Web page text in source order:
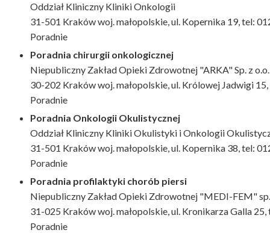
Oddział Kliniczny Kliniki Onkologii
31-501 Kraków woj. małopolskie, ul. Kopernika 19, tel:
Poradnie
Poradnia chirurgii onkologicznej
Niepubliczny Zakład Opieki Zdrowotnej "ARKA" Sp. z o.o.
30-202 Kraków woj. małopolskie, ul. Królowej Jadwigi
Poradnie
Poradnia Onkologii Okulistycznej
Oddział Kliniczny Kliniki Okulistyki i Onkologii
31-501 Kraków woj. małopolskie, ul. Kopernika 38, tel:
Poradnie
Poradnia profilaktyki chorób piersi
Niepubliczny Zakład Opieki Zdrowotnej "MEDI-FEM"
31-025 Kraków woj. małopolskie, ul. Kronikarza Galla 25,
Poradnie